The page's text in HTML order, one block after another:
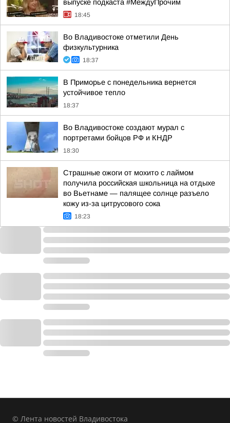
выпуске подкаста #МеждуПрочим
18:45
Во Владивостоке отметили День
физкультурника
18:37
В Приморье с понедельника вернется
устойчивое тепло
18:37
Во Владивостоке создают мурал с
портретами бойцов РФ и КНДР
18:30
Страшные ожоги от мохито с лаймом
получила российская школьница на отдыхе
во Вьетнаме — палящее солнце разъело
кожу из-за цитрусового сока
18:23
© Лента новостей Владивостока